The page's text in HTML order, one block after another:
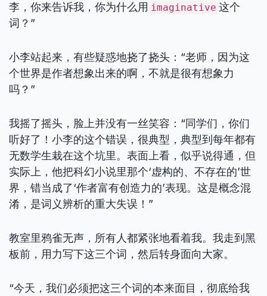
李，你来告诉我，你为什么用 imaginative 这个
词？”
小李站起来，有些疑惑地挠了挠头：“老师，因为这
个世界是作者想象出来的啊，不就是很有想象力
吗？”
我摇了摇头，脸上并没有一丝笑容：“同学们，你们
听好了！小李的这个错误，很典型，典型到每年都有
无数学生栽在这个坑里。表面上看，似乎说得通，但
实际上，他把科幻小说里那个‘虚构的、不存在的’世
界，错当成了‘作者富有创造力的’表现。这是概念混
淆，是词义辨析的重大失误！”
教室里鸦雀无声，所有人都紧张地看着我。我走到黑
板前，用力写下这三个词，然后转身面向大家。
“今天，我们必须把这三个词的本来面目，彻底给我